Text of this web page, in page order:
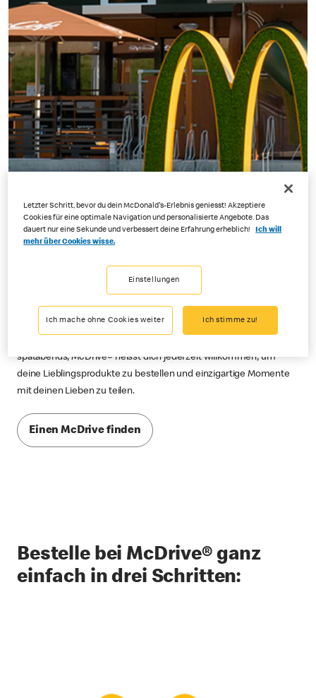
McDrive® zu jeder Zeit
spätabends, McDrive® heisst dich jederzeit willkommen, um
deine Lieblingsprodukte zu bestellen und einzigartige Momente
mit deinen Lieben zu teilen.
Einen McDrive finden
Bestelle bei McDrive® ganz
einfach in drei Schritten:
Letzter Schritt, bevor du dein McDonald's-Erlebnis geniesst! Akzeptiere
Cookies für eine optimale Navigation und personalisierte Angebote. Das
dauert nur eine Sekunde und verbessert deine Erfahrung erheblich!
Ich will
mehr über Cookies wisse.
Einstellungen
Ich mache ohne Cookies weiter Ich stimme zu!